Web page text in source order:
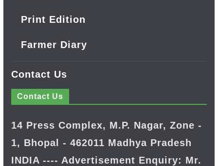
Print Edition
Farmer Diary
Contact Us
Contact Us
14 Press Complex, M.P. Nagar, Zone -
1, Bhopal - 462011 Madhya Pradesh
INDIA ---- Advertisement Enquiry: Mr.